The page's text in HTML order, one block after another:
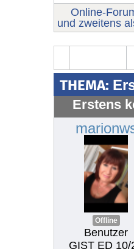
Online-
und zweitens
THEMA:
Erstens
Offline
Benutzer
GIST ED 10/